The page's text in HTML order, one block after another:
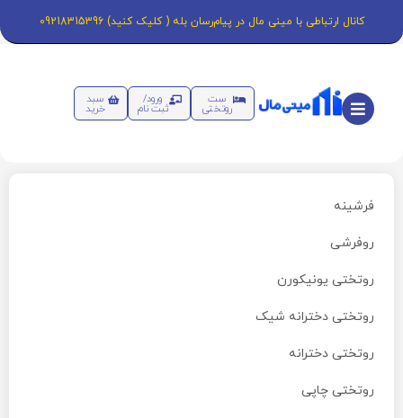
کانال ارتباطی با مینی مال در پیام‌رسان بله ( کلیک کنید) 09218315396
ست
روتختی
ورود/
ثبت نام
سبد
خرید
فرشینه
روفرشی
روتختی یونیکورن
روتختی دخترانه شیک
روتختی دخترانه
روتختی چاپی